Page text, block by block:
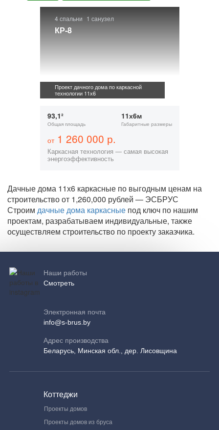
4 спальни 1 санузел
КР-8
Проект дачного дома по каркасной
технологии 11х6
93,1²
Общая площадь
11х6м
Габаритные размеры
от1 260 000 р.
Каркасная технология — самая высокая
энергоэффективность
Дачные дома 11х6 каркасные по выгодным ценам на
строительство от 1,260,000 рублей — ЭСБРУС
Строим дачные дома каркасные под ключ по нашим
проектам, разрабатываем индивидуальные, также
осуществляем строительство по проекту заказчика.
Наши работы
Смотреть
Электронная почта
info@s-brus.by
Адрес производства
Беларусь, Минская обл., дер. Лисовщина
Коттеджи
Проекты домов
Проекты домов из бруса